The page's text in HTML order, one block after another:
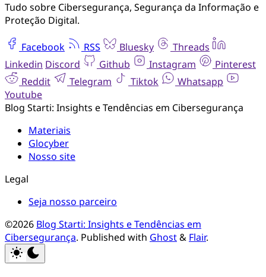
Tudo sobre Cibersegurança, Segurança da Informação e
Proteção Digital.
Facebook RSS Bluesky
Threads
Linkedin Discord Github Instagram
Pinterest
Reddit
Telegram Tiktok
Whatsapp
Youtube
Blog Starti: Insights e Tendências em Cibersegurança
Materiais
Glocyber
Nosso site
Legal
Seja nosso parceiro
©2026 Blog Starti: Insights e Tendências em
Cibersegurança. Published with Ghost& Flair.